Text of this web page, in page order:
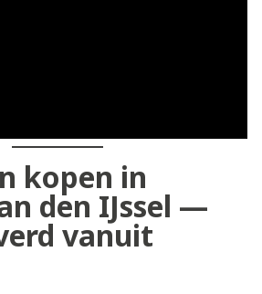
kopen in
den IJssel —
vanuit